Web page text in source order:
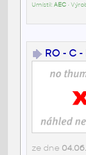
Umístil:AEC•
RO - C -
ze dne